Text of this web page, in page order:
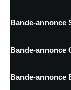
Bande-annonce
Bande-annonce
Bande-annonce